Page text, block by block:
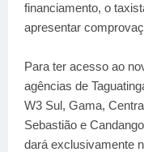
financiamento, o
apresentar
Para ter acesso ao
agências de
W3 Sul, Gama,
Sebastião e
dará exclusivamente